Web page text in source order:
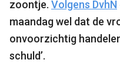
zoontje. Volgens DvhN
maandag wel dat de
onvoorzichtig
schuld’.